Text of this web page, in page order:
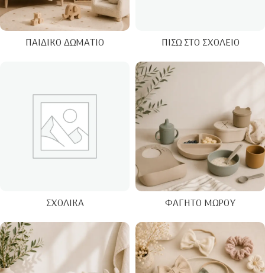
ΠΑΙΔΙΚΌ ΔΩΜΆΤΙΟ ΠΊΣΩ ΣΤΟ ΣΧΟΛΕΊΟ
ΣΧΟΛΙΚΆ ΦΑΓΗΤΌ ΜΩΡΟΎ